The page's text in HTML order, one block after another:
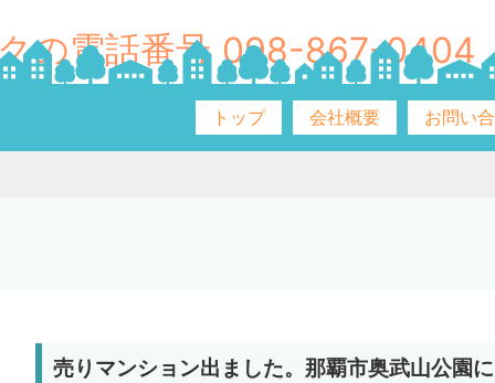
098-867-0404
トップ 会社概要 お問い
売りマンション出ました。那覇市奥武山公園